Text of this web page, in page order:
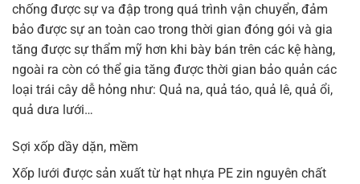
chống được sự va đập trong quá trình vận chuyển, đảm
bảo được sự an toàn cao trong thời gian đóng gói và gia
tăng được sự thẩm mỹ hơn khi bày bán trên các kệ hàng,
ngoài ra còn có thể gia tăng được thời gian bảo quản các
loại trái cây dễ hỏng như: Quả na, quả táo, quả lê, quả ổi,
quả dưa lưới…
Sợi xốp dầy dặn, mềm
Xốp lưới được sản xuất từ hạt nhựa PE zin nguyên chất